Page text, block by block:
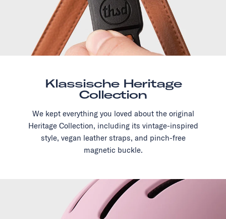
Klassische Heritage
Collection
We kept everything you loved about the original
Heritage Collection, including its vintage-inspired
style, vegan leather straps, and pinch-free
magnetic buckle.